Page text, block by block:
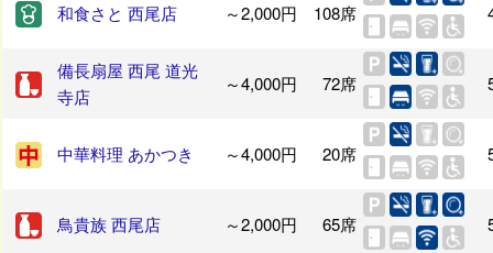
和食さと 西尾店 ～2,000円 108席
備長扇屋 西尾 道光
寺店
～4,000円 72席
中華料理 あかつき ～4,000円 20席
鳥貴族 西尾店 ～2,000円 65席